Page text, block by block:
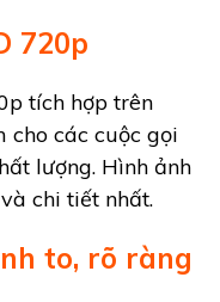
720p
tích hợp trên
các cuộc gọi
lượng. Hình ảnh
chi tiết nhất.
to, rõ ràng